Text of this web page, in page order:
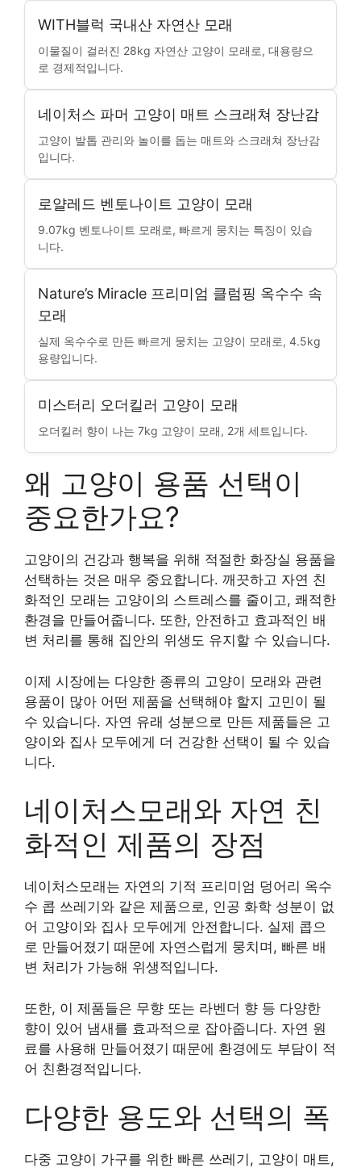
WITH블럭 국내산 자연산 모래
이물질이 걸러진 28kg 자연산 고양이 모래로, 대용량으
로 경제적입니다.
네이처스 파머 고양이 매트 스크래쳐 장난감
고양이 발톱 관리와 놀이를 돕는 매트와 스크래쳐 장난감
입니다.
로얄레드 벤토나이트 고양이 모래
9.07kg 벤토나이트 모래로, 빠르게 뭉치는 특징이 있습
니다.
Nature’s Miracle 프리미엄 클럼핑 옥수수 속
모래
실제 옥수수로 만든 빠르게 뭉치는 고양이 모래로, 4.5kg
용량입니다.
미스터리 오더킬러 고양이 모래
오더킬러 향이 나는 7kg 고양이 모래, 2개 세트입니다.
왜 고양이 용품 선택이
중요한가요?
고양이의 건강과 행복을 위해 적절한 화장실 용품을
선택하는 것은 매우 중요합니다. 깨끗하고 자연 친
화적인 모래는 고양이의 스트레스를 줄이고, 쾌적한
환경을 만들어줍니다. 또한, 안전하고 효과적인 배
변 처리를 통해 집안의 위생도 유지할 수 있습니다.
이제 시장에는 다양한 종류의 고양이 모래와 관련
용품이 많아 어떤 제품을 선택해야 할지 고민이 될
수 있습니다. 자연 유래 성분으로 만든 제품들은 고
양이와 집사 모두에게 더 건강한 선택이 될 수 있습
니다.
네이처스모래와 자연 친
화적인 제품의 장점
네이처스모래는 자연의 기적 프리미엄 덩어리 옥수
수 콥 쓰레기와 같은 제품으로, 인공 화학 성분이 없
어 고양이와 집사 모두에게 안전합니다. 실제 콥으
로 만들어졌기 때문에 자연스럽게 뭉치며, 빠른 배
변 처리가 가능해 위생적입니다.
또한, 이 제품들은 무향 또는 라벤더 향 등 다양한
향이 있어 냄새를 효과적으로 잡아줍니다. 자연 원
료를 사용해 만들어졌기 때문에 환경에도 부담이 적
어 친환경적입니다.
다양한 용도와 선택의 폭
다중 고양이 가구를 위한 빠른 쓰레기, 고양이 매트,